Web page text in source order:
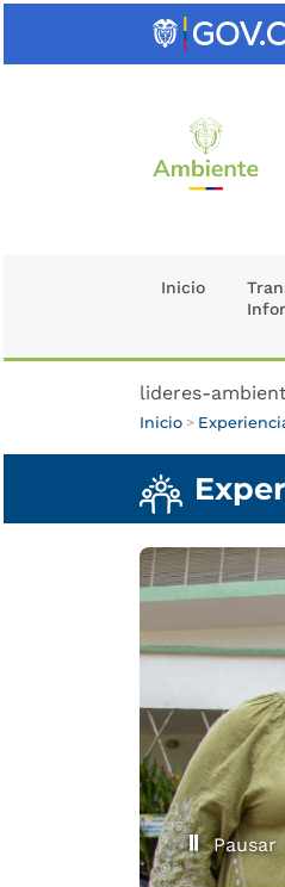
Inicio
lideres-
Inicio >
Pausar